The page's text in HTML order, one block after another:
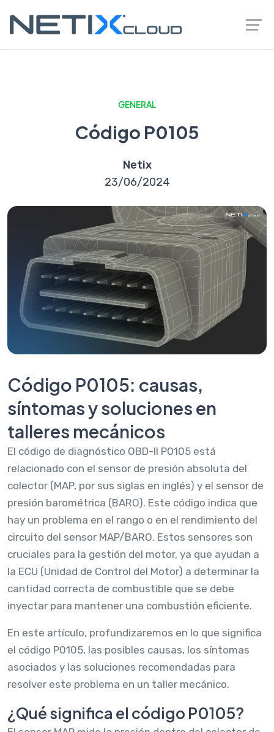
GENERAL
Código P0105
Netix
23/06/2024
Código P0105: causas,
síntomas y soluciones en
talleres mecánicos
El código de diagnóstico OBD-II P0105 está
relacionado con el sensor de presión absoluta del
colector (MAP, por sus siglas en inglés) y el sensor de
presión barométrica (BARO). Este código indica que
hay un problema en el rango o en el rendimiento del
circuito del sensor MAP/BARO. Estos sensores son
cruciales para la gestión del motor, ya que ayudan a
la ECU (Unidad de Control del Motor) a determinar la
cantidad correcta de combustible que se debe
inyectar para mantener una combustión eficiente.
En este artículo, profundizaremos en lo que significa
el código P0105, las posibles causas, los síntomas
asociados y las soluciones recomendadas para
resolver este problema en un taller mecánico.
¿Qué significa el código P0105?